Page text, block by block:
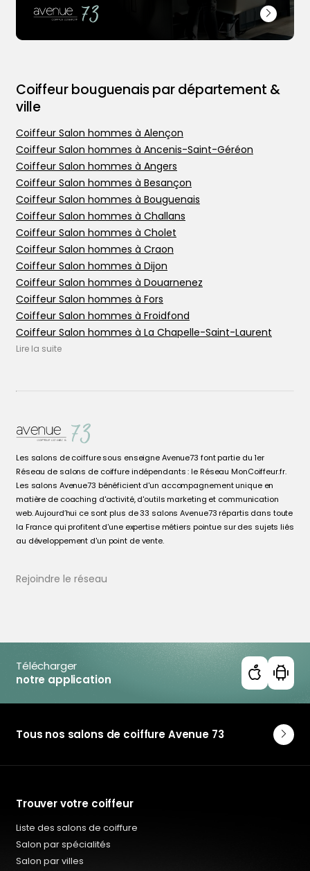
Trouver votre coiffeur
L’application
Ajouter votre salon
Coiffeur bouguenais par département &
ville
Coiffeur Salon hommes à Alençon
Coiffeur Salon hommes à Ancenis-Saint-Géréon
Coiffeur Salon hommes à Angers
Coiffeur Salon hommes à Besançon
Coiffeur Salon hommes à Bouguenais
Coiffeur Salon hommes à Challans
Coiffeur Salon hommes à Cholet
Coiffeur Salon hommes à Craon
Coiffeur Salon hommes à Dijon
Coiffeur Salon hommes à Douarnenez
Coiffeur Salon hommes à Fors
Coiffeur Salon hommes à Froidfond
Coiffeur Salon hommes à La Chapelle-Saint-Laurent
Coiffeur Salon hommes à La Chapelle-sur-Erdre
Coiffeur Salon hommes à Niort
Coiffeur Salon hommes à Ornans
Coiffeur Salon hommes à Port-Brillet
Coiffeur Salon hommes à Prahecq
Coiffeur Salon hommes à Rezé
Coiffeur Salon hommes à Saint-Barthélemy-d'Anjou
Coiffeur Salon hommes à Thouars
Coiffeur Salon hommes en Côte-d'Or
Coiffeur Salon hommes en Loire-Atlantique
Coiffeur Salon hommes en Maine-et-Loire
Coiffeur Salon hommes en Mayenne
Coiffeur Salon hommes en Vendée
Lire la suite
Les salons de coiffure sous enseigne Avenue73 font partie du 1er
Réseau de salons de coiffure indépendants : le Réseau MonCoiffeur.fr.
Les salons Avenue73 bénéficient d'un accompagnement unique en
matière de coaching d'activité, d'outils marketing et communication
web. Aujourd’hui ce sont plus de 33 salons Avenue73 répartis dans toute
la France qui profitent d'une expertise métiers pointue sur des sujets liés
au développement d'un point de vente.
Rejoindre le réseau
Télécharger
notre application
Tous nos salons de coiffure Avenue 73
Trouver votre coiffeur
Liste des salons de coiffure
Salon par spécialités
Salon par villes